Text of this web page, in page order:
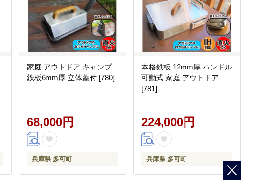
家庭 アウトドア キャンプ
鉄板6mm厚 立体蓋付 [780]
68,000円
兵庫県 多可町
本格鉄板 12mm厚 ハンドル
可動式 家庭 アウトドア
[781]
224,000円
兵庫県 多可町